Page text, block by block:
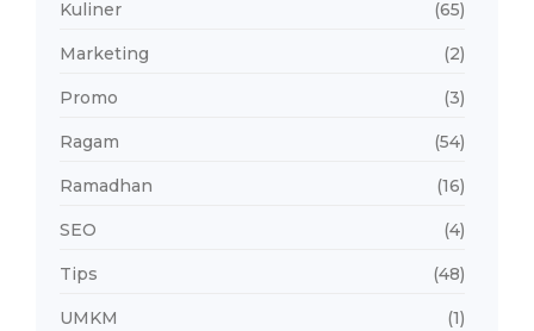
Kuliner (65)
Marketing (2)
Promo (3)
Ragam (54)
Ramadhan (16)
SEO (4)
Tips (48)
UMKM (1)